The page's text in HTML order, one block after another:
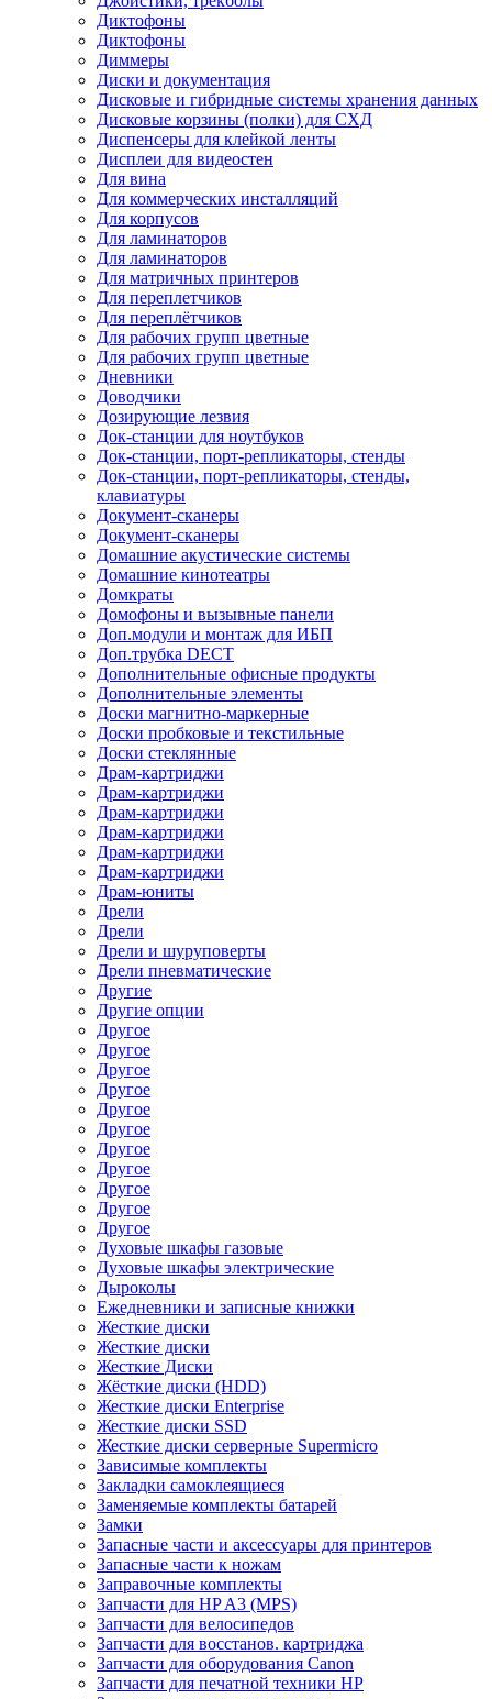
Диктофоны
Диктофоны
Диммеры
Диски и документация
Дисковые и гибридные системы хранения данных
Дисковые корзины (полки) для СХД
Диспенсеры для клейкой ленты
Дисплеи для видеостен
Для вина
Для коммерческих инсталляций
Для корпусов
Для ламинаторов
Для ламинаторов
Для матричных принтеров
Для переплетчиков
Для переплётчиков
Для рабочих групп цветные
Для рабочих групп цветные
Дневники
Доводчики
Дозирующие лезвия
Док-станции для ноутбуков
Док-станции, порт-репликаторы, стенды
Док-станции, порт-репликаторы, стенды,
клавиатуры
Документ-сканеры
Документ-сканеры
Домашние акустические системы
Домашние кинотеатры
Домкраты
Домофоны и вызывные панели
Доп.модули и монтаж для ИБП
Доп.трубка DECT
Дополнительные офисные продукты
Дополнительные элементы
Доски магнитно-маркерные
Доски пробковые и текстильные
Доски стеклянные
Драм-картриджи
Драм-картриджи
Драм-картриджи
Драм-картриджи
Драм-картриджи
Драм-картриджи
Драм-юниты
Дрели
Дрели
Дрели и шуруповерты
Дрели пневматические
Другие
Другие опции
Другое
Другое
Другое
Другое
Другое
Другое
Другое
Другое
Другое
Другое
Другое
Духовые шкафы газовые
Духовые шкафы электрические
Дыроколы
Ежедневники и записные книжки
Жесткие диски
Жесткие диски
Жесткие Диски
Жёсткие диски (HDD)
Жесткие диски Enterprise
Жесткие диски SSD
Жесткие диски серверные Supermicro
Зависимые комплекты
Закладки самоклеящиеся
Заменяемые комплекты батарей
Замки
Запасные части и аксессуары для принтеров
Запасные части к ножам
Заправочные комплекты
Запчасти для HP A3 (MPS)
Запчасти для велосипедов
Запчасти для восстанов. картриджа
Запчасти для оборудования Canon
Запчасти для печатной техники HP